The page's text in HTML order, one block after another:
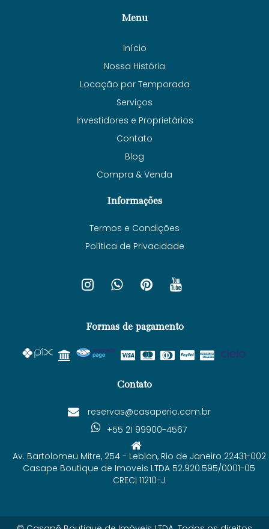
Menu
Início
Nossa História
Locação por Temporada
Serviços
Investidores e Proprietários
Contato
Blog
Compra & Venda
Informações
Termos e Condições
Política de Privacidade
Formas de pagamento
Contato
reservas@casaperio.com.br
+55 21 99900-4567
Av. Bartolomeu Mitre, 254 - Leblon, Rio de Janeiro 22431-002
Casape Boutique de Imoveis LTDA 52.920.595/0001-05
CRECI 11210-J